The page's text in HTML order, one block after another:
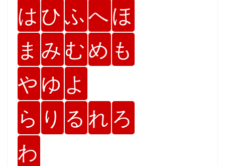
は ひふへほ
ま み むめ も
や ゆ よ
ら り る れ ろ
わ